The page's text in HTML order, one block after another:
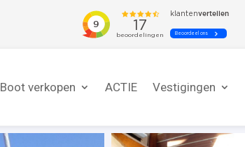
Boot verkopen ACTIE Vestigingen